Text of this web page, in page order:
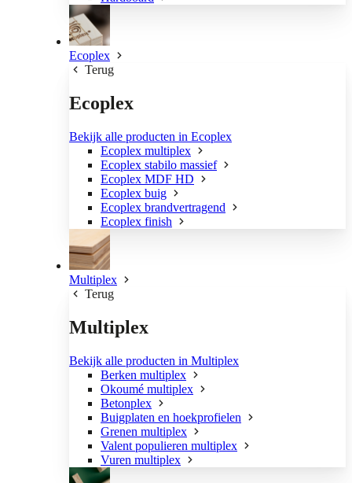
Ecoplex
Terug
Ecoplex
Bekijk alle producten in Ecoplex
Ecoplex multiplex
Ecoplex stabilo massief
Ecoplex MDF HD
Ecoplex buig
Ecoplex brandvertragend
Ecoplex finish
Multiplex
Terug
Multiplex
Bekijk alle producten in Multiplex
Berken multiplex
Okoumé multiplex
Betonplex
Buigplaten en hoekprofielen
Grenen multiplex
Valent populieren multiplex
Vuren multiplex